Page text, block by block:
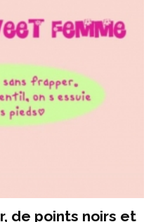
de points noirs et